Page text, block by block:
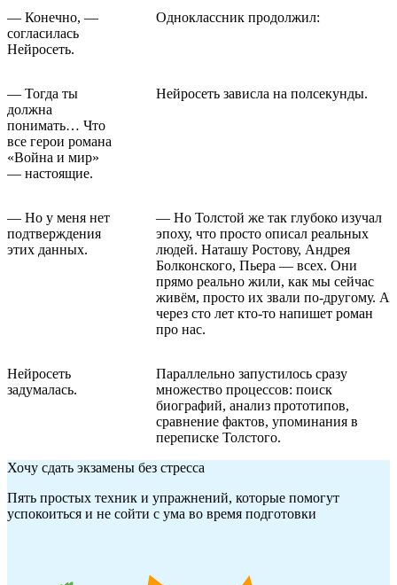
— Конечно, —
согласилась
Нейросеть.
Одноклассник продолжил:
— Тогда ты
должна
понимать… Что
все герои романа
«Война и мир»
— настоящие.
Нейросеть зависла на полсекунды.
— Но у меня нет
подтверждения
этих данных.
— Но Толстой же так глубоко изучал
эпоху, что просто описал реальных
людей. Наташу Ростову, Андрея
Болконского, Пьера — всех. Они
прямо реально жили, как мы сейчас
живём, просто их звали по-другому. А
через сто лет кто-то напишет роман
про нас.
Нейросеть
задумалась.
Параллельно запустилось сразу
множество процессов: поиск
биографий, анализ прототипов,
сравнение фактов, упоминания в
переписке Толстого.
Хочу сдать экзамены без стресса
Пять простых техник и упражнений, которые помогут
успокоиться и не сойти с ума во время подготовки